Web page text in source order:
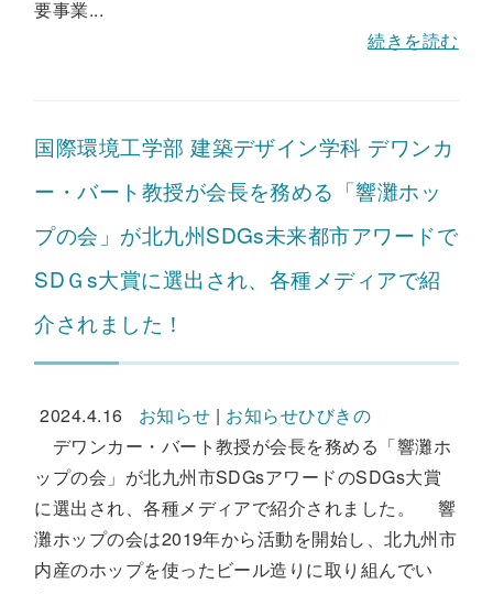
要事業...
続きを読む
国際環境工学部 建築デザイン学科 デワンカ
ー・バート教授が会長を務める「響灘ホッ
プの会」が北九州SDGs未来都市アワードで
SDＧs大賞に選出され、各種メディアで紹
介されました！
2024.4.16 お知らせ | お知らせひびきの
デワンカー・バート教授が会長を務める「響灘ホ
ップの会」が北九州市SDGsアワードのSDGs大賞
に選出され、各種メディアで紹介されました。 響
灘ホップの会は2019年から活動を開始し、北九州市
内産のホップを使ったビール造りに取り組んでい